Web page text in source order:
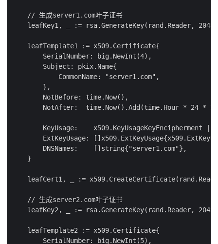
    // 生成server1.com叶子证书
    leafKey1, _ := rsa.GenerateKey(rand.Reader, 2048)
    leafTemplate1 := x509.Certificate{
        SerialNumber: big.NewInt(4),
        Subject: pkix.Name{
            CommonName: "server1.com",
        },
        NotBefore: time.Now(),
NotAfter:  time.Now().Add(time.Hour * 24 *
KeyUsage:    x509.KeyUsageKeyEncipherment |
ExtKeyUsage:
        DNSNames:    []string{"server1.com"},
    }
leafCert1, _ :=
    // 生成server2.com叶子证书
    leafKey2, _ := rsa.GenerateKey(rand.Reader, 2048)
    leafTemplate2 := x509.Certificate{
        SerialNumber: big.NewInt(5),